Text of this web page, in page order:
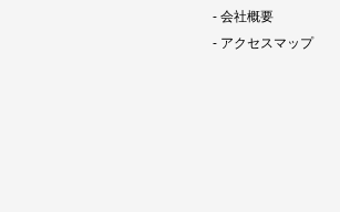
会社概要
アクセスマップ